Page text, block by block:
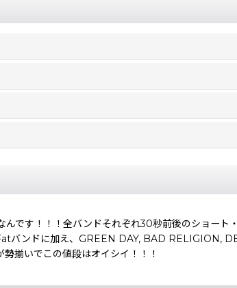
です！！！全バンドそれぞれ30秒前後のショー
バンドに加え、GREEN DAY, BAD RELIGION,
揃いでこの値段はオイシイ！！！